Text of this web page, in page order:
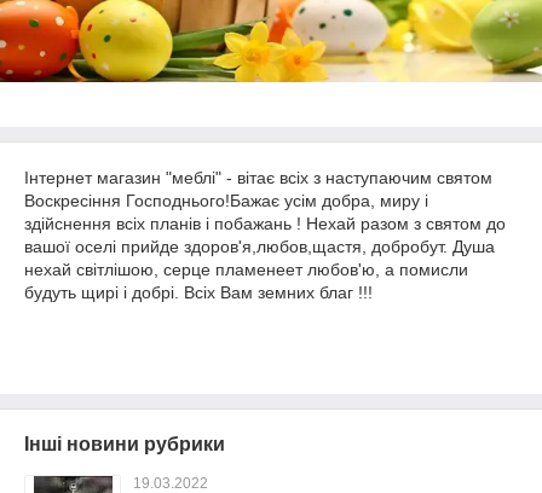
Інтернет магазин "меблі" - вітає всіх з наступаючим святом
Воскресіння Господнього!Бажає усім добра, миру і
здійснення всіх планів і побажань ! Нехай разом з святом до
вашої оселі прийде здоров'я,любов,щастя, добробут. Душа
нехай світлішою, серце пламенеет любов'ю, а помисли
будуть щирі і добрі. Всіх Вам земних благ !!!
Інші новини рубрики
19.03.2022